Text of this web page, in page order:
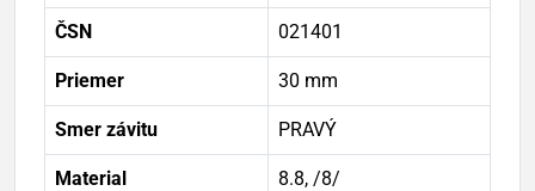
ČSN 021401
Priemer 30 mm
Smer závitu PRAVÝ
Material 8.8, /8/